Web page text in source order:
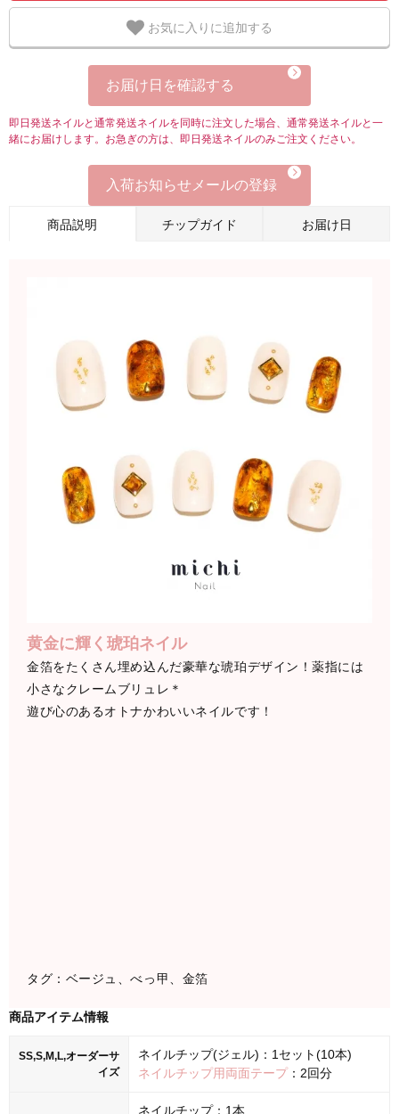
お気に入りに追加する
お届け日を確認する
即日発送ネイルと通常発送ネイルを同時に注文した場合、通常発送ネイルと一
緒にお届けします。お急ぎの方は、即日発送ネイルのみご注文ください。
入荷お知らせメールの登録
商品説明 チップガイド お届け日
黄金に輝く琥珀ネイル
金箔をたくさん埋め込んだ豪華な琥珀デザイン！薬指には
小さなクレームブリュレ＊
遊び心のあるオトナかわいいネイルです！
タグ：ベージュ、べっ甲、金箔
商品アイテム情報
SS,S,M,L,オーダーサ
イズ
ネイルチップ(ジェル)：1セット(10本)
ネイルチップ用両面テープ：2回分
ネイルチップ：1本